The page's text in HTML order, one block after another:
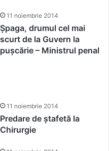
11 noiembrie 2014
Șpaga, drumul cel mai
scurt de la Guvern la
pușcărie – Ministrul penal
11 noiembrie 2014
Predare de ștafetă la
Chirurgie